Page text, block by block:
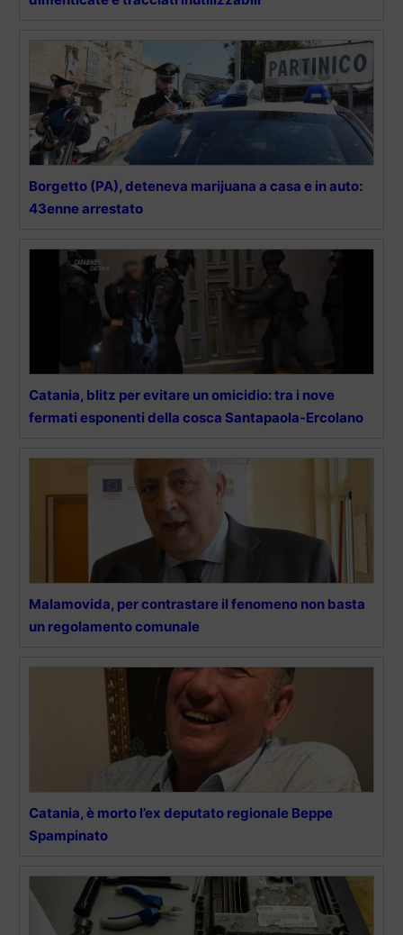
Borgetto (PA), deteneva marijuana a casa e in auto:
43enne arrestato
Catania, blitz per evitare un omicidio: tra i nove
fermati esponenti della cosca Santapaola-Ercolano
Malamovida, per contrastare il fenomeno non basta
un regolamento comunale
Catania, è morto l’ex deputato regionale Beppe
Spampinato